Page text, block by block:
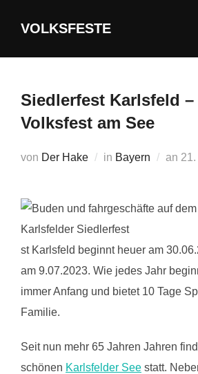
InhaltVOLKSFESTE
Siedlerfest Karlsfeld
Volksfest am See
von Der Hake in Bayern an
st Karlsfeld beginnt heuer am
am 9.07.2023. Wie jedes Jahr
immer Anfang und bietet 10 Tage
Familie.
Seit nun mehr 65 Jahren Jahren
schönen Karlsfelder See statt.